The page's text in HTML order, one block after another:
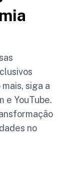
siga a
e YouTube.
no